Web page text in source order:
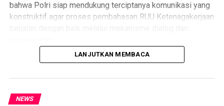
bahwa Polri siap mendukung terciptanya komunikasi yang
konstruktif agar proses pembahasan RUU Ketenagakerjaan
Kapolri menyampaikan bahwa aspirasi para pekerja
kebijakan yang mampu memberikan kepastian hukum
LANJUTKAN MEMBACA
NEWS